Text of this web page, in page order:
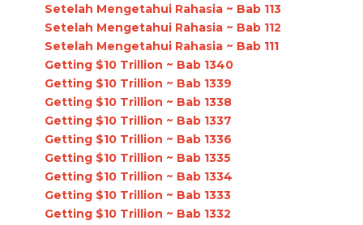
Setelah Mengetahui Rahasia ~ Bab 113
Setelah Mengetahui Rahasia ~ Bab 112
Setelah Mengetahui Rahasia ~ Bab 111
Getting $10 Trillion ~ Bab 1340
Getting $10 Trillion ~ Bab 1339
Getting $10 Trillion ~ Bab 1338
Getting $10 Trillion ~ Bab 1337
Getting $10 Trillion ~ Bab 1336
Getting $10 Trillion ~ Bab 1335
Getting $10 Trillion ~ Bab 1334
Getting $10 Trillion ~ Bab 1333
Getting $10 Trillion ~ Bab 1332